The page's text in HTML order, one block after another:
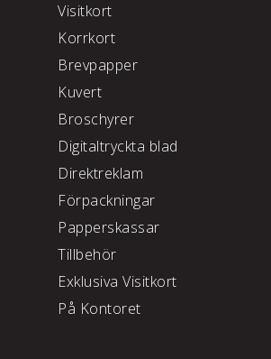
Visitkort
Korrkort
Brevpapper
Kuvert
Broschyrer
Digitaltryckta blad
Direktreklam
Förpackningar
Papperskassar
Tillbehör
Exklusiva Visitkort
På Kontoret